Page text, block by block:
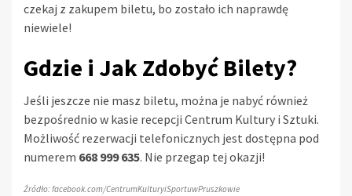
czekaj z zakupem biletu, bo zostało ich naprawdę
niewiele!
Gdzie i Jak Zdobyć Bilety?
Jeśli jeszcze nie masz biletu, można je nabyć również
bezpośrednio w kasie recepcji Centrum Kultury i Sztuki.
Możliwość rezerwacji telefonicznych jest dostępna pod
numerem 668 999 635. Nie przegap tej okazji!
Źródło: facebook.com/CentrumKulturyiSportuwPruszkowie